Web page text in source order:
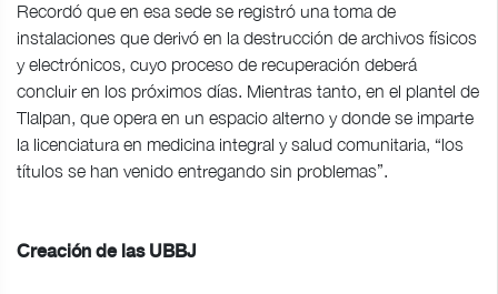
Recordó que en esa sede se registró una toma de
instalaciones que derivó en la destrucción de archivos físicos
y electrónicos, cuyo proceso de recuperación deberá
concluir en los próximos días. Mientras tanto, en el plantel de
Tlalpan, que opera en un espacio alterno y donde se imparte
la licenciatura en medicina integral y salud comunitaria, “los
títulos se han venido entregando sin problemas”.
Creación de las UBBJ